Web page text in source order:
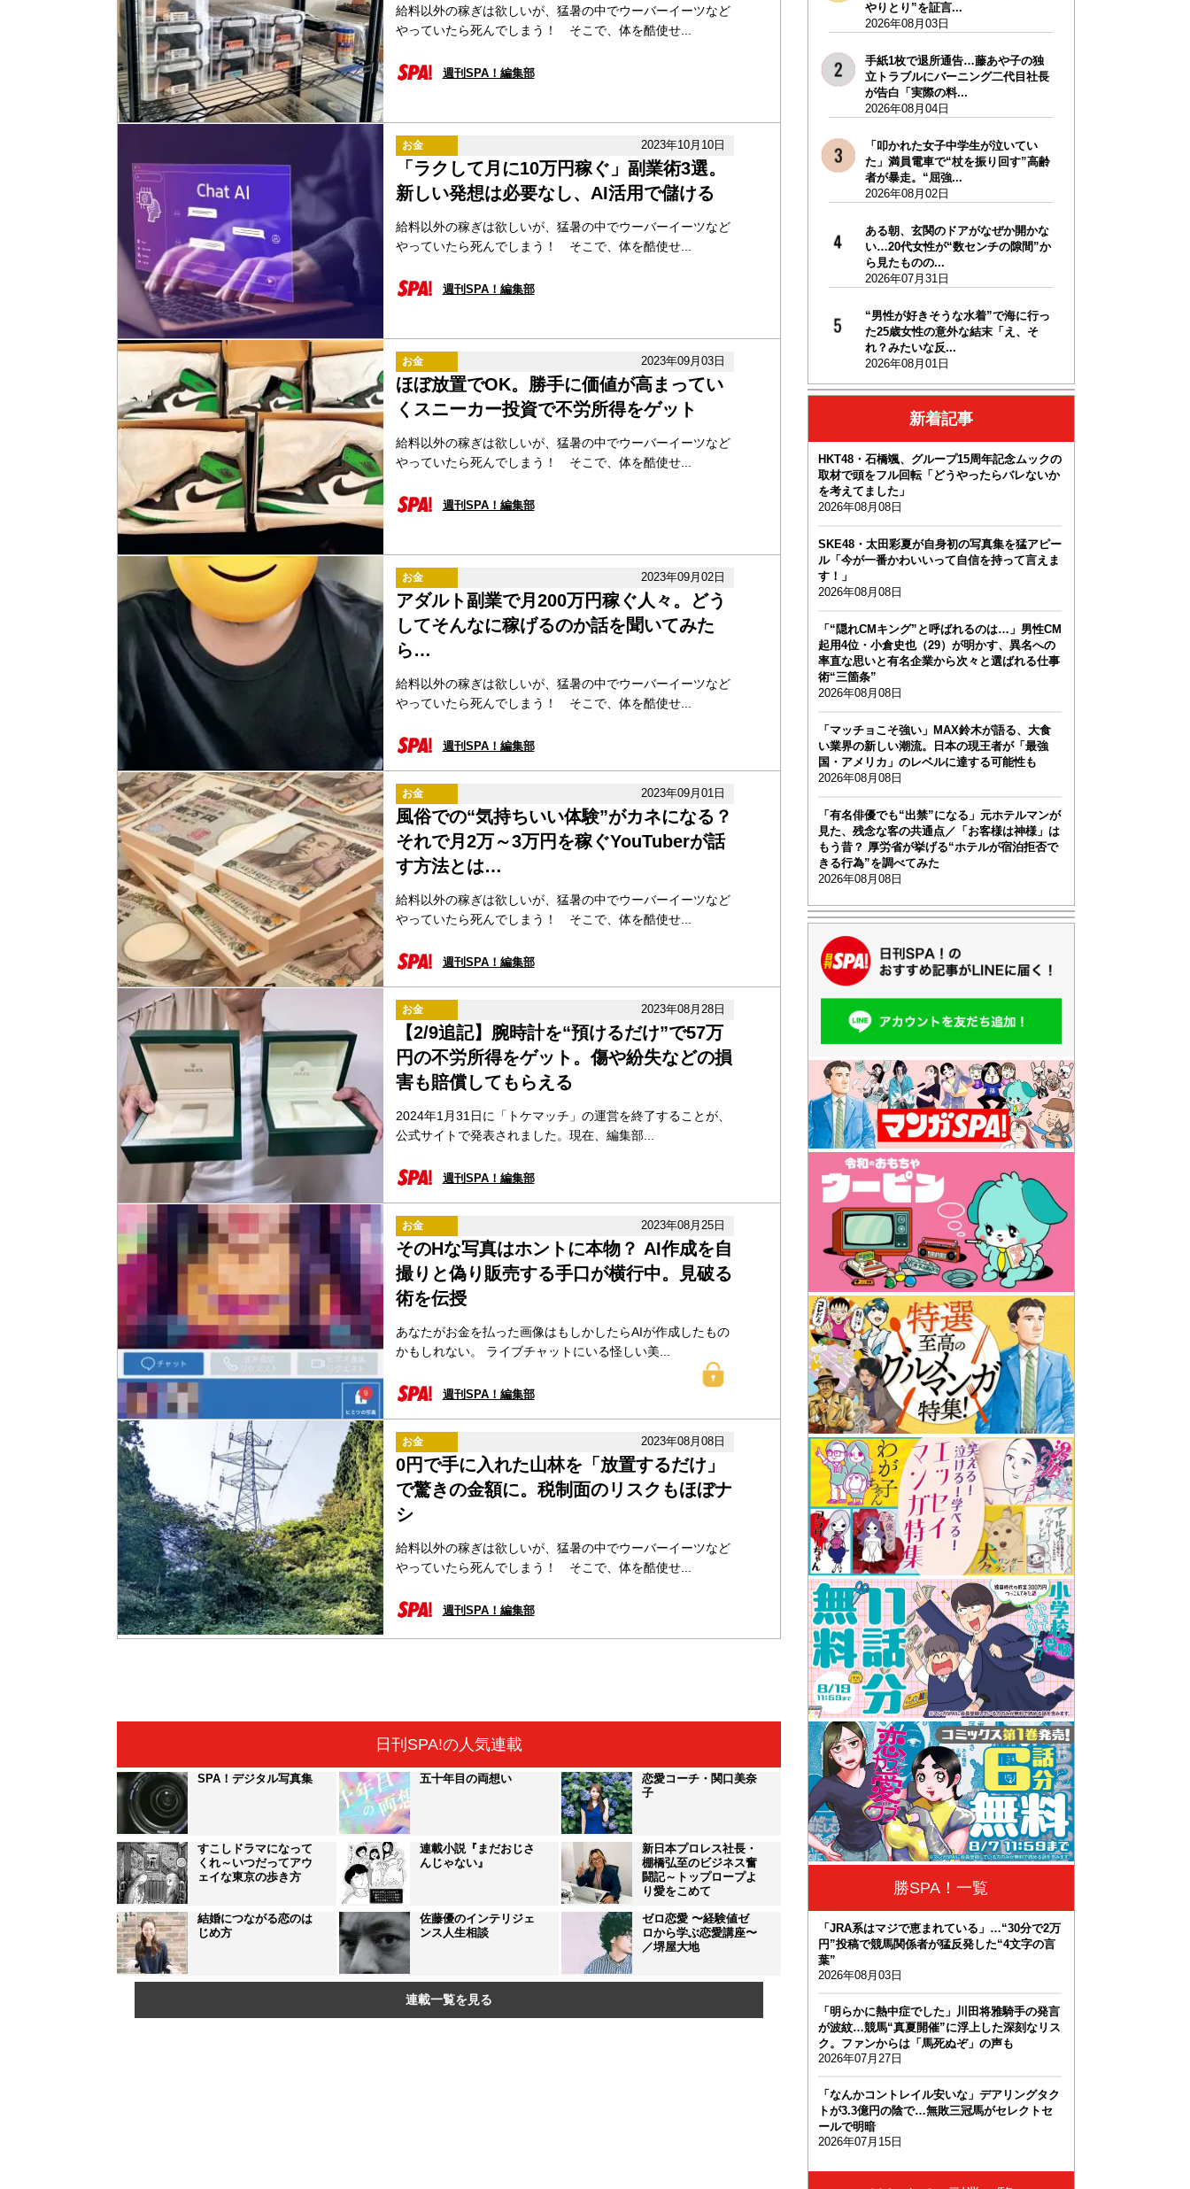
給料以外の稼ぎは欲しいが、猛暑の中でウーバーイーツなど
やっていたら死んでしまう！ そこで、体を酷使せ...
週刊SPA！編集部
お金 2023年10月10日
「ラクして月に10万円稼ぐ」副業術3選。
新しい発想は必要なし、AI活用で儲ける
給料以外の稼ぎは欲しいが、猛暑の中でウーバーイーツなど
やっていたら死んでしまう！ そこで、体を酷使せ...
週刊SPA！編集部
お金 2023年09月03日
ほぼ放置でOK。勝手に価値が高まってい
くスニーカー投資で不労所得をゲット
給料以外の稼ぎは欲しいが、猛暑の中でウーバーイーツなど
やっていたら死んでしまう！ そこで、体を酷使せ...
週刊SPA！編集部
お金 2023年09月02日
アダルト副業で月200万円稼ぐ人々。どう
してそんなに稼げるのか話を聞いてみた
ら…
給料以外の稼ぎは欲しいが、猛暑の中でウーバーイーツなど
やっていたら死んでしまう！ そこで、体を酷使せ...
週刊SPA！編集部
お金 2023年09月01日
風俗での“気持ちいい体験”がカネになる？
それで月2万～3万円を稼ぐYouTuberが話
す方法とは…
給料以外の稼ぎは欲しいが、猛暑の中でウーバーイーツなど
やっていたら死んでしまう！ そこで、体を酷使せ...
週刊SPA！編集部
お金 2023年08月28日
【2/9追記】腕時計を“預けるだけ”で57万
円の不労所得をゲット。傷や紛失などの損
害も賠償してもらえる
2024年1月31日に「トケマッチ」の運営を終了することが、
公式サイトで発表されました。現在、編集部...
週刊SPA！編集部
お金 2023年08月25日
そのHな写真はホントに本物？ AI作成を自
撮りと偽り販売する手口が横行中。見破る
術を伝授
あなたがお金を払った画像はもしかしたらAIが作成したもの
かもしれない。 ライブチャットにいる怪しい美...
週刊SPA！編集部
お金 2023年08月08日
0円で手に入れた山林を「放置するだけ」
で驚きの金額に。税制面のリスクもほぼナ
シ
給料以外の稼ぎは欲しいが、猛暑の中でウーバーイーツなど
やっていたら死んでしまう！ そこで、体を酷使せ...
週刊SPA！編集部
日刊SPA!の人気連載
SPA！デジタル写真集 五十年目の両想い
恋愛コーチ・関口美奈
子
すこしドラマになって
くれ～いつだってアウ
ェイな東京の歩き方
連載小説『まだおじさ
んじゃない』
新日本プロレス社長・
棚橋弘至のビジネス奮
闘記～トップロープよ
り愛をこめて
結婚につながる恋のは
じめ方
佐藤優のインテリジェ
ンス人生相談
ゼロ恋愛 〜経験値ゼ
ロから学ぶ恋愛講座〜
／堺屋大地
連載一覧を見る
やりとり”を証言...
2026年08月03日
手紙1枚で退所通告…藤あや子の独
立トラブルにバーニング二代目社長
が告白「実際の料...
2026年08月04日
「叩かれた女子中学生が泣いてい
た」満員電車で“杖を振り回す”高齢
者が暴走。“屈強...
2026年08月02日
ある朝、玄関のドアがなぜか開かな
い…20代女性が“数センチの隙間”か
ら見たものの...
2026年07月31日
“男性が好きそうな水着”で海に行っ
た25歳女性の意外な結末「え、そ
れ？みたいな反...
2026年08月01日
新着記事
HKT48・石橋颯、グループ15周年記念ムックの
取材で頭をフル回転「どうやったらバレないか
を考えてました」
2026年08月08日
SKE48・太田彩夏が自身初の写真集を猛アピー
ル「今が一番かわいいって自信を持って言えま
す！」
2026年08月08日
「“隠れCMキング”と呼ばれるのは…」男性CM
起用4位・小倉史也（29）が明かす、異名への
率直な思いと有名企業から次々と選ばれる仕事
術“三箇条”
2026年08月08日
「マッチョこそ強い」MAX鈴木が語る、大食
い業界の新しい潮流。日本の現王者が「最強
国・アメリカ」のレベルに達する可能性も
2026年08月08日
「有名俳優でも“出禁”になる」元ホテルマンが
見た、残念な客の共通点／「お客様は神様」は
もう昔？ 厚労省が挙げる“ホテルが宿泊拒否で
きる行為”を調べてみた
2026年08月08日
勝SPA！一覧
「JRA系はマジで恵まれている」…“30分で2万
円”投稿で競馬関係者が猛反発した“4文字の言
葉”
2026年08月03日
「明らかに熱中症でした」川田将雅騎手の発言
が波紋…競馬“真夏開催”に浮上した深刻なリス
ク。ファンからは「馬死ぬぞ」の声も
2026年07月27日
「なんかコントレイル安いな」デアリングタク
トが3.3億円の陰で…無敗三冠馬がセレクトセ
ールで明暗
2026年07月15日